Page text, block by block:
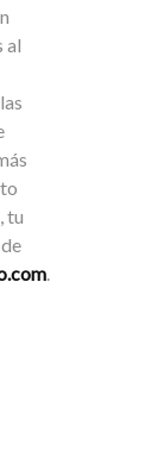
al
tu
.